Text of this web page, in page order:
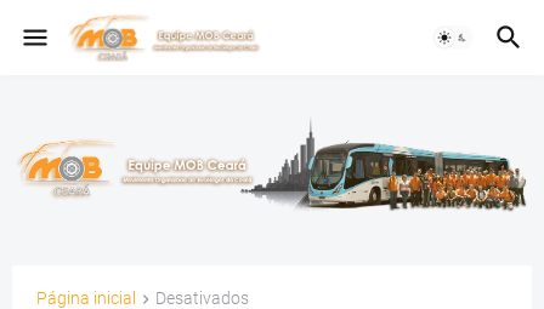
Página inicial Desativados